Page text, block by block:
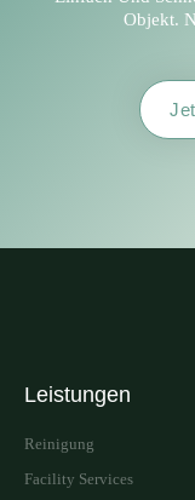
Objekt.
Leistungen
Reinigung
Facility Services